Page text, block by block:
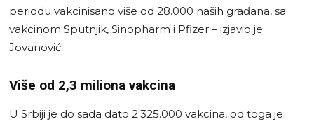
periodu vakcinisano više od 28.000 naših građana, sa
vakcinom Sputnjik, Sinopharm i Pfizer – izjavio je
Jovanović.
Više od 2,3 miliona vakcina
U Srbiji je do sada dato 2.325.000 vakcina, od toga je